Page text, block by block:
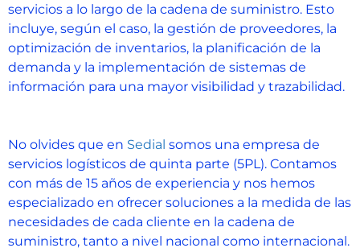
servicios a lo largo de la cadena de suministro. Esto
incluye, según el caso, la gestión de proveedores, la
optimización de inventarios, la planificación de la
demanda y la implementación de sistemas de
información para una mayor visibilidad y trazabilidad.
No olvides que en Sedial somos una empresa de
servicios logísticos de quinta parte (5PL). Contamos
con más de 15 años de experiencia y nos hemos
especializado en ofrecer soluciones a la medida de las
necesidades de cada cliente en la cadena de
suministro, tanto a nivel nacional como internacional.